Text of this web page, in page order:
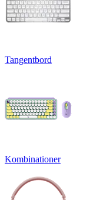
Tangentbord
Kombinationer